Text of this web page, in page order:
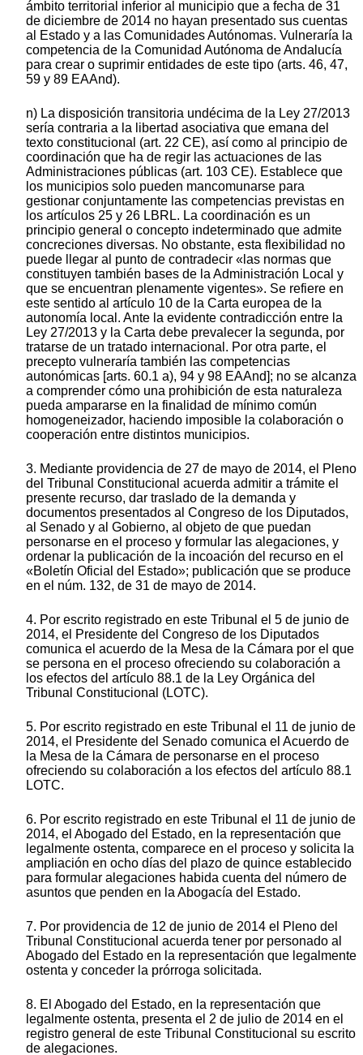
ámbito territorial inferior al municipio que a fecha de 31
de diciembre de 2014 no hayan presentado sus cuentas
al Estado y a las Comunidades Autónomas. Vulneraría la
competencia de la Comunidad Autónoma de Andalucía
para crear o suprimir entidades de este tipo (arts. 46, 47,
59 y 89 EAAnd).
n) La disposición transitoria undécima de la Ley 27/2013
sería contraria a la libertad asociativa que emana del
texto constitucional (art. 22 CE), así como al principio de
coordinación que ha de regir las actuaciones de las
Administraciones públicas (art. 103 CE). Establece que
los municipios solo pueden mancomunarse para
gestionar conjuntamente las competencias previstas en
los artículos 25 y 26 LBRL. La coordinación es un
principio general o concepto indeterminado que admite
concreciones diversas. No obstante, esta flexibilidad no
puede llegar al punto de contradecir «las normas que
constituyen también bases de la Administración Local y
que se encuentran plenamente vigentes». Se refiere en
este sentido al artículo 10 de la Carta europea de la
autonomía local. Ante la evidente contradicción entre la
Ley 27/2013 y la Carta debe prevalecer la segunda, por
tratarse de un tratado internacional. Por otra parte, el
precepto vulneraría también las competencias
autonómicas [arts. 60.1 a), 94 y 98 EAAnd]; no se alcanza
a comprender cómo una prohibición de esta naturaleza
pueda ampararse en la finalidad de mínimo común
homogeneizador, haciendo imposible la colaboración o
cooperación entre distintos municipios.
3. Mediante providencia de 27 de mayo de 2014, el Pleno
del Tribunal Constitucional acuerda admitir a trámite el
presente recurso, dar traslado de la demanda y
documentos presentados al Congreso de los Diputados,
al Senado y al Gobierno, al objeto de que puedan
personarse en el proceso y formular las alegaciones, y
ordenar la publicación de la incoación del recurso en el
«Boletín Oficial del Estado»; publicación que se produce
en el núm. 132, de 31 de mayo de 2014.
4. Por escrito registrado en este Tribunal el 5 de junio de
2014, el Presidente del Congreso de los Diputados
comunica el acuerdo de la Mesa de la Cámara por el que
se persona en el proceso ofreciendo su colaboración a
los efectos del artículo 88.1 de la Ley Orgánica del
Tribunal Constitucional (LOTC).
5. Por escrito registrado en este Tribunal el 11 de junio de
2014, el Presidente del Senado comunica el Acuerdo de
la Mesa de la Cámara de personarse en el proceso
ofreciendo su colaboración a los efectos del artículo 88.1
LOTC.
6. Por escrito registrado en este Tribunal el 11 de junio de
2014, el Abogado del Estado, en la representación que
legalmente ostenta, comparece en el proceso y solicita la
ampliación en ocho días del plazo de quince establecido
para formular alegaciones habida cuenta del número de
asuntos que penden en la Abogacía del Estado.
7. Por providencia de 12 de junio de 2014 el Pleno del
Tribunal Constitucional acuerda tener por personado al
Abogado del Estado en la representación que legalmente
ostenta y conceder la prórroga solicitada.
8. El Abogado del Estado, en la representación que
legalmente ostenta, presenta el 2 de julio de 2014 en el
registro general de este Tribunal Constitucional su escrito
de alegaciones.